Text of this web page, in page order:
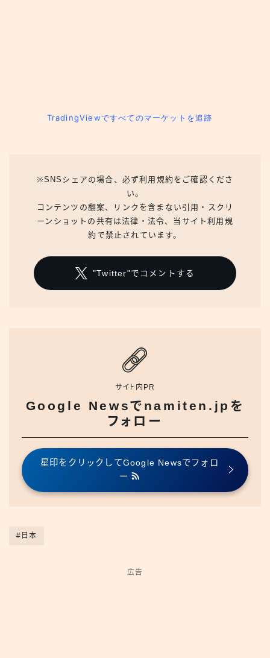
TradingViewですべてのマーケットを追跡
※SNSシェアの場合、必ず利用規約をご確認くださ
い。
コンテンツの翻案、リンクを含まない引用・スクリ
ーンショットの共有は法律・法令、当サイト利用規
約で禁止されています。
"Twitter"でコメントする
サイト内PR
Google Newsでnamiten.jpを
フォロー
星印をクリックしてGoogle Newsでフォロ
ー
#日本
広告